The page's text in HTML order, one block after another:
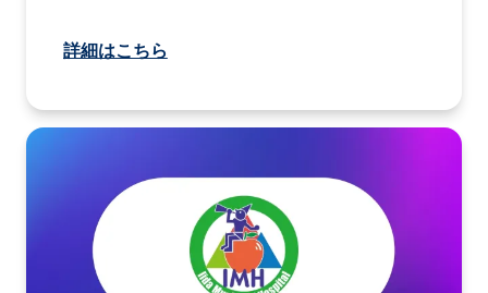
詳細はこちら